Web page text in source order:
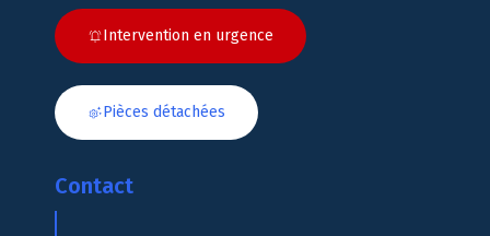
Intervention en urgence
Pièces détachées
Contact